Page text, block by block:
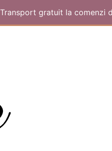
Transport gratuit la comenzi